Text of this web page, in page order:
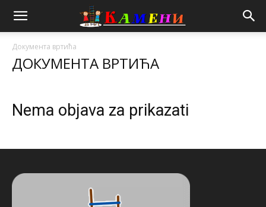
Документа вртића
ДОКУМЕНТА ВРТИЋА
Nema objava za prikazati